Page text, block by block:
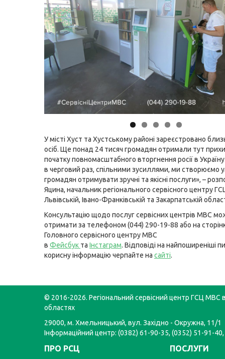
У місті Хуст та Хустському районі зареєстровано
осіб. Ще понад 24 тисяч громадян отримали тут
початку повномасштабного вторгнення росії в
в черговий раз, спільними зусиллями, ми створюємо
громадян отримувати зручні та якісні послуги», –
Яцина, начальник регіонального сервісного центру
Львівській, Івано-Франківській та Закарпатській
Консультацію щодо послуг сервісних центрів МВС
отримати за телефоном (044) 290-19-88 або на
Головного сервісного центру МВС
в Фейсбук та Інстаграм. Відповіді на найпоширеніші
корисну інформацію черпайте на сайті.
© 2016-2026. Регіональний сервісний центр ГСЦ МВС
областях
29000, м. Хмельницький, вул. Західно - Окружна, 11/1
Інформаційний центр: (0382) 61-90-35, (0352) 51-91-
ПРО РСЦ ПОСЛУГИ